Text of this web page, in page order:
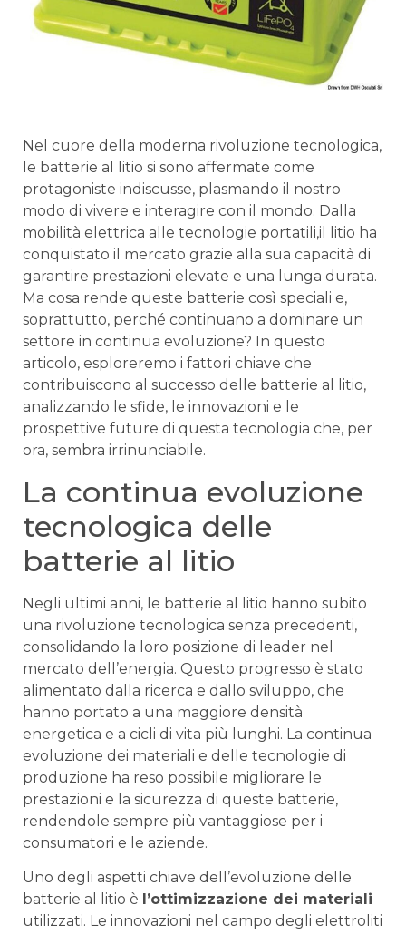
Nel cuore della moderna rivoluzione tecnologica,
le batterie al litio‍ si sono affermate come
protagoniste indiscusse, plasmando‍ il nostro
modo di ​vivere e ‌interagire ‍con il mondo. Dalla
mobilità elettrica alle tecnologie portatili,il litio ha
conquistato il mercato‍ grazie alla sua capacità di
garantire prestazioni elevate e una lunga‍ durata.
Ma ⁤cosa rende ⁣queste batterie così speciali e,
soprattutto, perché continuano​ a ⁢dominare un
settore in continua evoluzione? In questo
articolo, esploreremo i fattori ⁢chiave ‌che
contribuiscono ⁢al successo delle batterie al litio,
analizzando ‌le sfide, le innovazioni e ⁤le
prospettive future di questa tecnologia che, per
ora, sembra ⁣irrinunciabile.
La continua evoluzione
tecnologica delle
batterie al litio
Negli ultimi ⁤anni, le batterie al litio hanno subito
una rivoluzione tecnologica senza precedenti,⁤
consolidando la ‍loro posizione di leader nel
mercato dell’energia. Questo progresso è stato
alimentato dalla ricerca⁤ e dallo sviluppo, che
hanno portato ⁤a una​ maggiore densità
energetica e a cicli di vita più lunghi. La continua
evoluzione dei materiali e delle tecnologie di
produzione ha reso possibile migliorare le
prestazioni e la ‌sicurezza di queste batterie,
⁣rendendole sempre più vantaggiose per i
consumatori e le aziende.
Uno degli aspetti chiave dell’evoluzione delle
batterie al litio è l’ottimizzazione dei materiali
utilizzati. Le innovazioni nel campo degli elettroliti